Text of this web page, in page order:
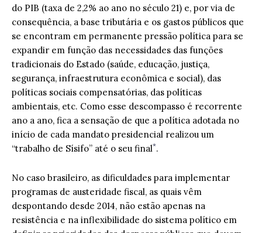
do PIB (taxa de 2,2% ao ano no século 21) e, por via de
consequência, a base tributária e os gastos públicos que
se encontram em permanente pressão política para se
expandir em função das necessidades das funções
tradicionais do Estado (saúde, educação, justiça,
segurança, infraestrutura econômica e social), das
políticas sociais compensatórias, das políticas
ambientais, etc. Como esse descompasso é recorrente
ano a ano, fica a sensação de que a política adotada no
início de cada mandato presidencial realizou um
“trabalho de Sísifo” até o seu final*.
No caso brasileiro, as dificuldades para implementar
programas de austeridade fiscal, as quais vêm
despontando desde 2014, não estão apenas na
resistência e na inflexibilidade do sistema político em